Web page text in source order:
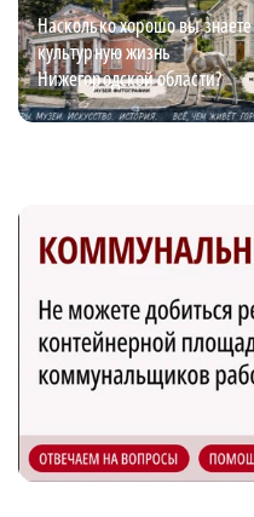
Насколько хорошо вы знаете
культурную жизнь
Нижегородской области?